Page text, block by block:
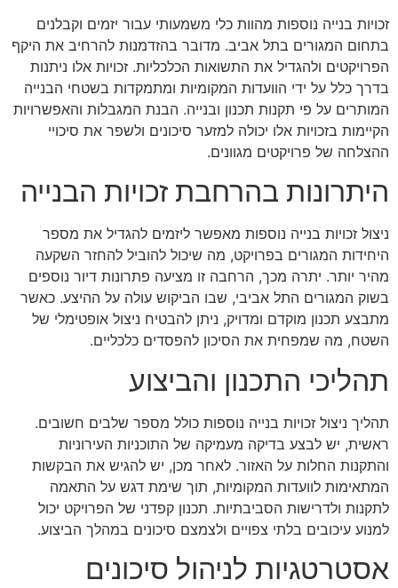
זכויות בנייה נוספות מהוות כלי משמעותי עבור יזמים וקבלנים
בתחום המגורים בתל אביב. מדובר בהזדמנות להרחיב את היקף
הפרויקטים ולהגדיל את התשואות הכלכליות. זכויות אלו ניתנות
בדרך כלל על ידי הוועדות המקומיות ומתמקדות בשטחי הבנייה
המותרים על פי תקנות תכנון ובנייה. הבנת המגבלות והאפשרויות
הקיימות בזכויות אלו יכולה למזער סיכונים ולשפר את סיכויי
ההצלחה של פרויקטים מגוונים.
היתרונות בהרחבת זכויות הבנייה
ניצול זכויות בנייה נוספות מאפשר ליזמים להגדיל את מספר
היחידות המגורים בפרויקט, מה שיכול להוביל להחזר השקעה
מהיר יותר. יתרה מכך, הרחבה זו מציעה פתרונות דיור נוספים
בשוק המגורים התל אביבי, שבו הביקוש עולה על ההיצע. כאשר
מתבצע תכנון מוקדם ומדויק, ניתן להבטיח ניצול אופטימלי של
השטח, מה שמפחית את הסיכון להפסדים כלכליים.
תהליכי התכנון והביצוע
תהליך ניצול זכויות בנייה נוספות כולל מספר שלבים חשובים.
ראשית, יש לבצע בדיקה מעמיקה של התוכניות העירוניות
והתקנות החלות על האזור. לאחר מכן, יש להגיש את הבקשות
המתאימות לוועדות המקומיות, תוך שימת דגש על התאמה
לתקנות ולדרישות הסביבתיות. תכנון קפדני של הפרויקט יכול
למנוע עיכובים בלתי צפויים ולצמצם סיכונים במהלך הביצוע.
אסטרטגיות לניהול סיכונים